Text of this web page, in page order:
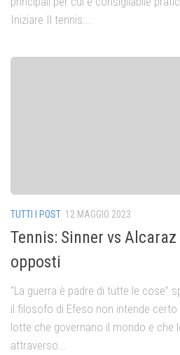
Iniziare Il tennis...
TUTTI I POST 12 MAGGIO 2023
Tennis: Sinner vs
opposti
“La guerra è padre di tutte le cose”
il filosofo di Efeso non intende certo
lotte che governano il mondo e che
attraverso...